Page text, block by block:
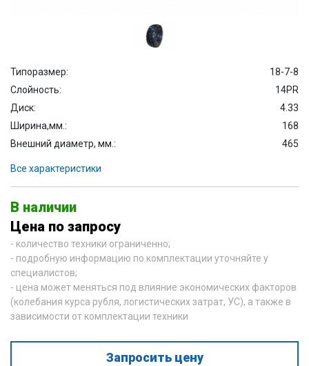
Типоразмер:
18-7-8
Слойность:
14PR
Диск:
4.33
Ширина,мм.:
168
Внешний диаметр, мм.:
465
Все характеристики
В наличии
Цена по запросу
- количество техники ограниченно;
- подробную информацию по комплектации уточняйте у
специалистов;
- цена может меняться под влияние экономических факторов
(колебания курса рубля, логистических затрат, УС), а также в
зависимости от комплектации техники
Запросить цену